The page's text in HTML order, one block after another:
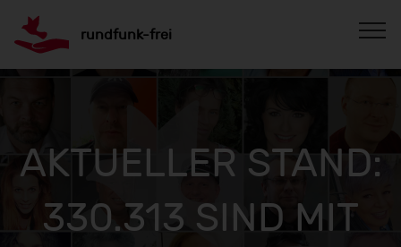
rundfunk-frei
AKTUELLER STAND:
330.313 SIND MIT